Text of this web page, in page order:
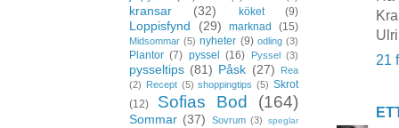
21
kransar (32) köket (9)
Loppisfynd (29) marknad (15)
Midsommar (5) nyheter (9) odling (3)
Plantor (7) pyssel (16) Pyssel (3)
pysseltips (81) Påsk (27)
Rea
(2) Recept (5) shoppingtips (5) Skrot
(12)
Sofias Bod (164)
Sommar (37) Sovrum (3)
speglar